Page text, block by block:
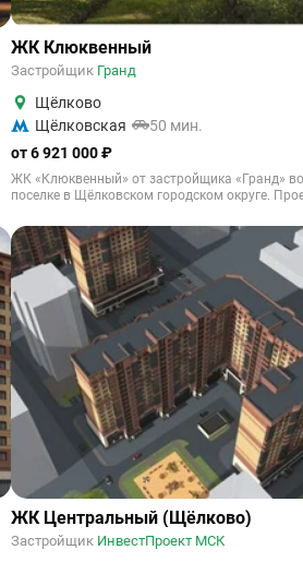
ЖК Клюквенный
Застройщик Гранд
Щёлково
Щёлковская
50 мин.
от 6 921 000 ₽
ЖК «Клюквенный» от застройщика «Гранд»
поселке в Щёлковском городском округе.
ЖК Центральный (Щёлково)
Застройщик ИнвестПроект МСК